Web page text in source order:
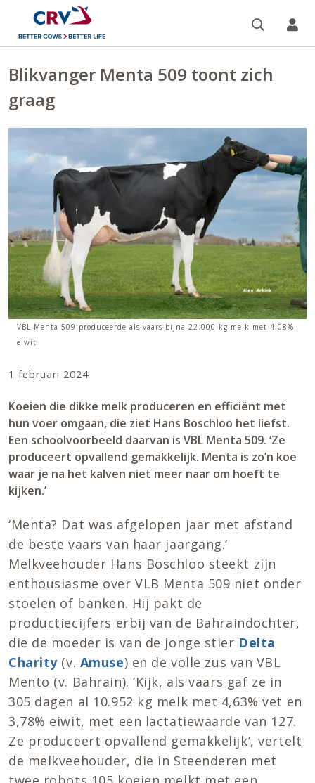
Blikvanger Menta 509 toont zich
graag
VBL Menta 509 produceerde als vaars bijna 22.000 kg melk met 4,08%
eiwit
1 februari 2024
Koeien die dikke melk produceren en efficiënt met
hun voer omgaan, die ziet Hans Boschloo het liefst.
Een schoolvoorbeeld daarvan is VBL Menta 509. ‘Ze
produceert opvallend gemakkelijk. Menta is zo’n koe
waar je na het kalven niet meer naar om hoeft te
kijken.’
‘Menta? Dat was afgelopen jaar met afstand
de beste vaars van haar jaargang.’
Melkveehouder Hans Boschloo steekt zijn
enthousiasme over VLB Menta 509 niet onder
stoelen of banken. Hij pakt de
productiecijfers erbij van de Bahraindochter,
die de moeder is van de jonge stier Delta
Charity(v. Amuse) en de volle zus van VBL
Mento (v. Bahrain). ‘Kijk, als vaars gaf ze in
305 dagen al 10.952 kg melk met 4,63% vet en
3,78% eiwit, met een lactatiewaarde van 127.
Ze produceert opvallend gemakkelijk’, vertelt
de melkveehouder, die in Steenderen met